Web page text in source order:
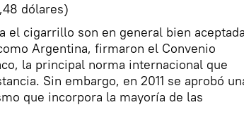
dólares)
el cigarrillo son en general bien
Argentina, firmaron el Convenio
la principal norma internacional que
Sin embargo, en 2011 se aprobó
que incorpora la mayoría de las